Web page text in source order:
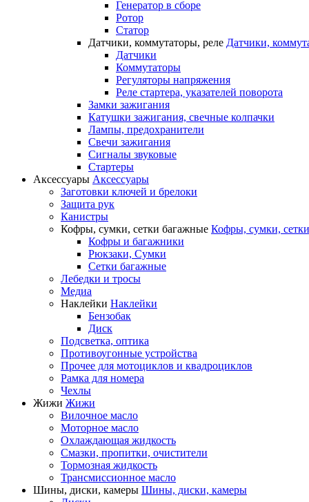
Генератор в сборе
Ротор
Статор
Датчики, коммутаторы, реле Датчики,
Датчики
Коммутаторы
Регуляторы напряжения
Реле стартера, указателей поворота
Замки зажигания
Катушки зажигания, свечные колпачки
Лампы, предохранители
Свечи зажигания
Сигналы звуковые
Стартеры
Аксессуары Аксессуары
Заготовки ключей и брелоки
Защита рук
Канистры
Кофры, сумки, сетки багажные Кофры, сумки,
Кофры и багажники
Рюкзаки, Сумки
Сетки багажные
Лебедки и тросы
Медиа
Наклейки Наклейки
Бензобак
Диск
Подсветка, оптика
Противоугонные устройства
Прочее для мотоциклов и квадроциклов
Рамка для номера
Чехлы
Жижи Жижи
Вилочное масло
Моторное масло
Охлаждающая жидкость
Смазки, пропитки, очистители
Тормозная жидкость
Трансмиссионное масло
Шины, диски, камеры Шины, диски, камеры